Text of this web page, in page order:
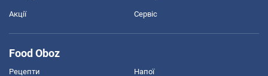
Акції Сервіс
Food Oboz
Рецепти Напої